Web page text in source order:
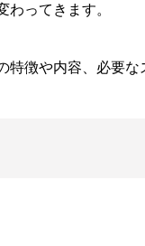
わってきます。
徴や内容、必要な